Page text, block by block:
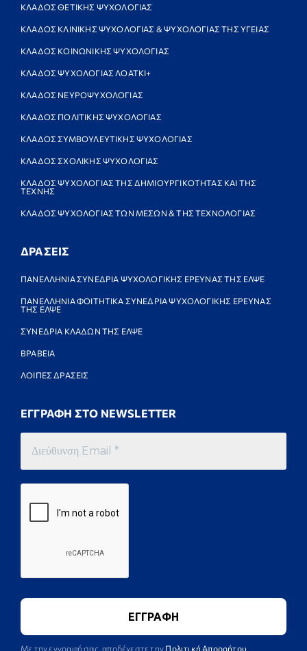
ΚΛΑΔΟΣ ΘΕΤΙΚΗΣ ΨΥΧΟΛΟΓΙΑΣ
ΚΛΑΔΟΣ ΚΛΙΝΙΚΗΣ ΨΥΧΟΛΟΓΙΑΣ & ΨΥΧΟΛΟΓΙΑΣ ΤΗΣ ΥΓΕΙΑΣ
ΚΛΑΔΟΣ ΚΟΙΝΩΝΙΚΗΣ ΨΥΧΟΛΟΓΙΑΣ
ΚΛΑΔΟΣ ΨΥΧΟΛΟΓΙΑΣ ΛΟΑΤΚΙ+
ΚΛΑΔΟΣ ΝΕΥΡΟΨΥΧΟΛΟΓΙΑΣ
ΚΛΑΔΟΣ ΠΟΛΙΤΙΚΗΣ ΨΥΧΟΛΟΓΙΑΣ
ΚΛΑΔΟΣ ΣΥΜΒΟΥΛΕΥΤΙΚΗΣ ΨΥΧΟΛΟΓΙΑΣ
ΚΛΑΔΟΣ ΣΧΟΛΙΚΗΣ ΨΥΧΟΛΟΓΙΑΣ
ΚΛΑΔΟΣ ΨΥΧΟΛΟΓΙΑΣ ΤΗΣ ΔΗΜΙΟΥΡΓΙΚΟΤΗΤΑΣ ΚΑΙ ΤΗΣ
ΤΕΧΝΗΣ
ΚΛΑΔΟΣ ΨΥΧΟΛΟΓΙΑΣ ΤΩΝ ΜΕΣΩΝ & ΤΗΣ ΤΕΧΝΟΛΟΓΙΑΣ
ΔΡΑΣΕΙΣ
ΠΑΝΕΛΛΗΝΙΑ ΣΥΝΕΔΡΙΑ ΨΥΧΟΛΟΓΙΚΗΣ ΕΡΕΥΝΑΣ ΤΗΣ ΕΛΨΕ
ΠΑΝΕΛΛΗΝΙΑ ΦΟΙΤΗΤΙΚΑ ΣΥΝΕΔΡΙΑ ΨΥΧΟΛΟΓΙΚΗΣ ΕΡΕΥΝΑΣ
ΤΗΣ ΕΛΨΕ
ΣΥΝΕΔΡΙΑ ΚΛΑΔΩΝ ΤΗΣ ΕΛΨΕ
ΒΡΑΒΕΙΑ
ΛΟΙΠΕΣ ΔΡΑΣΕΙΣ
ΕΓΓΡΑΦΗ ΣΤΟ NEWSLETTER
Με την εγγραφή σας, αποδέχεστε την Πολιτική Απορρήτου